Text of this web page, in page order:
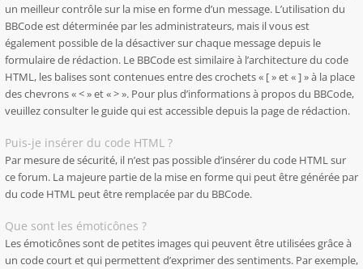
un meilleur contrôle sur la mise en forme d’un message. L’utilisation du
BBCode est déterminée par les administrateurs, mais il vous est
également possible de la désactiver sur chaque message depuis le
formulaire de rédaction. Le BBCode est similaire à l’architecture du code
HTML, les balises sont contenues entre des crochets « [ » et « ] » à la place
des chevrons « < » et « > ». Pour plus d’informations à propos du BBCode,
veuillez consulter le guide qui est accessible depuis la page de rédaction.
Puis-je insérer du code HTML ?
Par mesure de sécurité, il n’est pas possible d’insérer du code HTML sur
ce forum. La majeure partie de la mise en forme qui peut être générée par
du code HTML peut être remplacée par du BBCode.
Que sont les émoticônes ?
Les émoticônes sont de petites images qui peuvent être utilisées grâce à
un code court et qui permettent d’exprimer des sentiments. Par exemple,